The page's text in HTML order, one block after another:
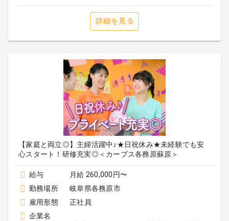
詳細を見る
【家庭と両立◎】主婦活躍中♪★日祝休み★未経験でも安
心スタート！研修充実◎＜カーブス各務原蘇原＞
給与
月給 260,000円〜
勤務場所
岐阜県各務原市
雇用形態
正社員
企業名